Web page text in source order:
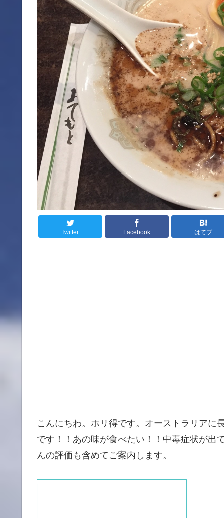
Twitter Facebook はてブ
こんにちわ。ホリ得です。オーストラリアに
です！！あの味が食べたい！！中毒症状が出
んの評価も含めてご案内します。